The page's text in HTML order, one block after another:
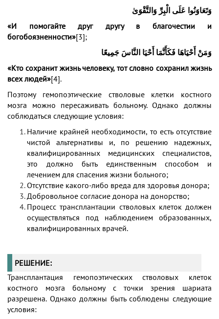
وَتَعَاوَنُوا عَلَى الْبِرِّ وَالتَّقْوَىٰ
«И помогайте друг другу в благочестии и
богобоязненности»[3];
وَمَنْ أَحْيَاهَا فَكَأَنَّمَا أَحْيَا النَّاسَ جَمِيعًا
«Кто сохранит жизнь человеку, тот словно сохранил жизнь
всех людей»[4].
Поэтому гемопоэтические стволовые клетки костного
мозга можно пересаживать больному. Однако должны
соблюдаться следующие условия:
Наличие крайней необходимости, то есть отсутствие
чистой альтернативы и, по решению надежных,
квалифицированных медицинских специалистов,
это должно быть единственным способом и
лечением для спасения жизни больного;
Отсутствие какого-либо вреда для здоровья донора;
Добровольное согласие донора на донорство;
Процесс трансплантации стволовых клеток должен
осуществляться под наблюдением образованных,
квалифицированных врачей.
РЕШЕНИЕ:
Трансплантация гемопоэтических стволовых клеток
костного мозга больному с точки зрения шариата
разрешена. Однако должны быть соблюдены следующие
условия: